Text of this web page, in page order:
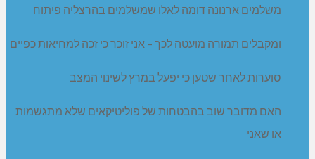
משלמים ארנונה דומה לאלו שמשלמים בהרצליה פיתוח
ומקבלים תמורה מועטה לכך – אני זוכר כי זכה למחיאות כפיים
סוערות לאחר שטען כי יפעל במרץ לשינוי המצב
האם מדובר שוב בהבטחות של פוליטיקאים שלא מתגשמות
או שאני